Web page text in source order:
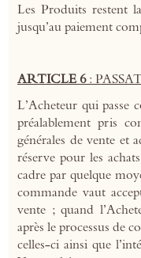
Les Produits restent
jusqu’au paiement
ARTICLE 6:
L’Acheteur qui passe
préalablement pris
générales de vente et
réserve pour les
cadre par quelque
commande vaut
vente ; quand
après le processus de
celles-ci ainsi que